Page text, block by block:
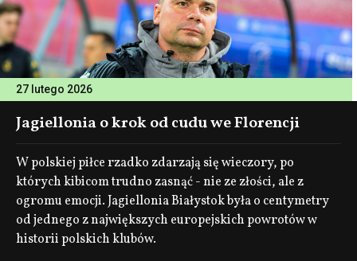
27 lutego 2026
Jagiellonia o krok od cudu we Florencji
W polskiej piłce rzadko zdarzają się wieczory, po
których kibicom trudno zasnąć - nie ze złości, ale z
ogromu emocji. Jagiellonia Białystok była o centymetry
od jednego z największych europejskich powrotów w
historii polskich klubów.